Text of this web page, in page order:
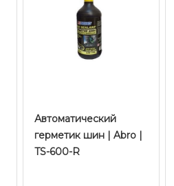
Автоматический
герметик шин | Abro |
TS-600-R